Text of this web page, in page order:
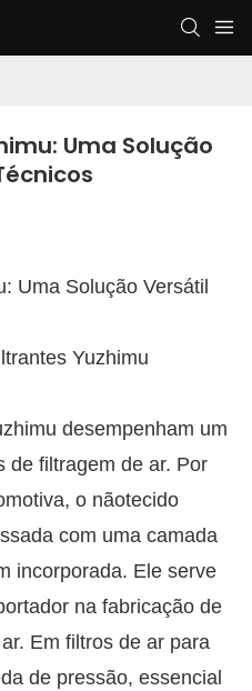
Uma Solução
Yuzhimu
desempenham um
de filtragem de ar. Por
o nãotecido
com uma camada
incorporada. Ele serve
na fabricação de
Em filtros de ar para
de pressão, essencial